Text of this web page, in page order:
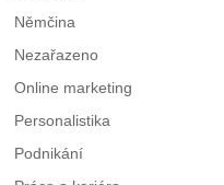
Němčina
Nezařazeno
Online marketing
Personalistika
Podnikání